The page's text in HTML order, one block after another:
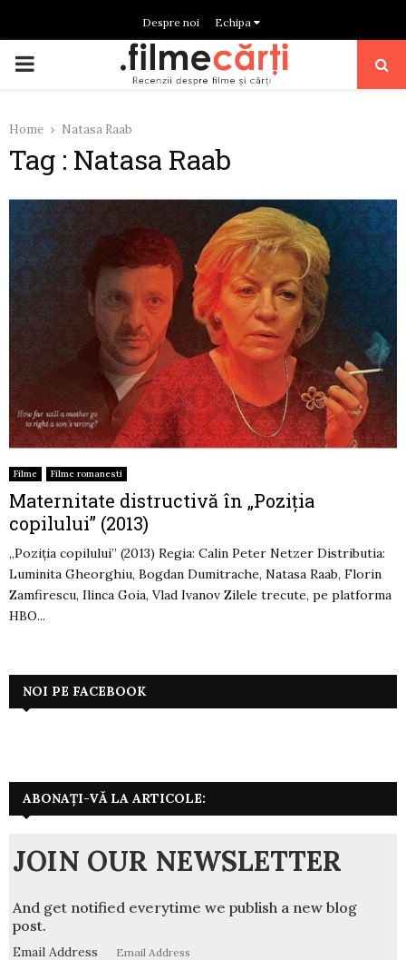
Despre noi Echipa
PRIMARY
Home Natasa Raab
Tag : Natasa Raab
Filme Filme romanesti
Maternitate distructivă în „Poziția
copilului” (2013)
„Poziția copilului” (2013) Regia: Calin Peter Netzer Distributia:
Luminita Gheorghiu, Bogdan Dumitrache, Natasa Raab, Florin
Zamfirescu, Ilinca Goia, Vlad Ivanov Zilele trecute, pe platforma
HBO...
NOI PE FACEBOOK
ABONAȚI-VĂ LA ARTICOLE:
JOIN OUR NEWSLETTER
And get notified everytime we publish a new blog
post.
Email Address